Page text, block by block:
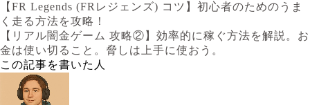
【FR Legends (FRレジェンズ) コツ】初心者のためのうま
く走る方法を攻略！
【リアル闇金ゲーム 攻略②】効率的に稼ぐ方法を解説。お
金は使い切ること。脅しは上手に使おう。
この記事を書いた人